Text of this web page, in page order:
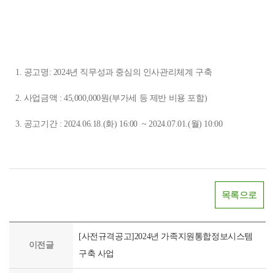
1. 공고명: 2024년 직무성과 중심의 인사관리체계 구축
2. 사업금액 : 45,000,000원(부가세 등 제반 비용 포함)
3. 공고기간 : 2024.06.18.(화) 16:00 ~ 2024.07.01.(월) 10:00
목록으로
이전글
[사전규격공고]2024년 가족지원통합정보시스템
구축 사업